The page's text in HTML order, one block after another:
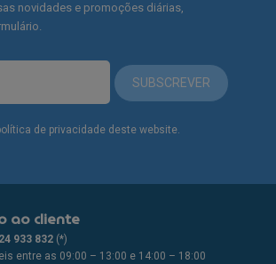
novidades e promoções diárias,
SUBSCREVER
de privacidade deste website.
ao cliente
933 832 (*)
entre as 09:00 – 13:00 e 14:00 – 18:00